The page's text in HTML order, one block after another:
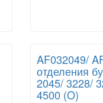
AF032049/
отделения
2045/ 3228/
4500 (O)